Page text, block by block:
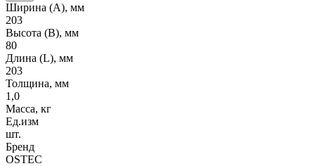
Ширина (А), мм
203
Высота (В), мм
80
Длина (L), мм
203
Толщина, мм
1,0
Масса, кг
Ед.изм
шт.
Бренд
OSTEC